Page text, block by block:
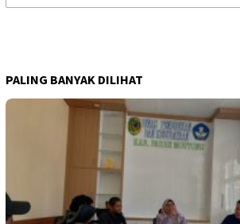
PALING BANYAK DILIHAT